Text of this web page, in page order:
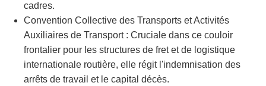
cadres.
Convention Collective des Transports et Activités
Auxiliaires de Transport : Cruciale dans ce couloir
frontalier pour les structures de fret et de logistique
internationale routière, elle régit l'indemnisation des
arrêts de travail et le capital décès.